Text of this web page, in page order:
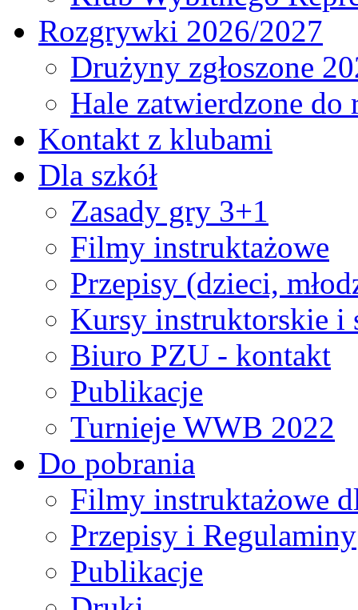
Rozgrywki 2026/2027
Drużyny zgłoszone
Hale zatwierdzone
Kontakt z klubami
Dla szkół
Zasady gry 3+1
Filmy instruktażowe
Przepisy (dzieci,
Kursy instruktorskie i
Biuro PZU - kontakt
Publikacje
Turnieje WWB 2022
Do pobrania
Filmy instruktażowe
Przepisy i Regulaminy
Publikacje